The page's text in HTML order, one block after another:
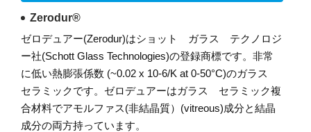
Zerodur®
ゼロデュアー(Zerodur)はショット ガラス テクノロジ
ー社(Schott Glass Technologies)の登録商標です。非常
に低い熱膨張係数 (~0.02 x 10-6/K at 0-50°C)のガラス
セラミックです。ゼロデュアーはガラス セラミック複
合材料でアモルファス(非結晶質）(vitreous)成分と結晶
成分の両方持っています。